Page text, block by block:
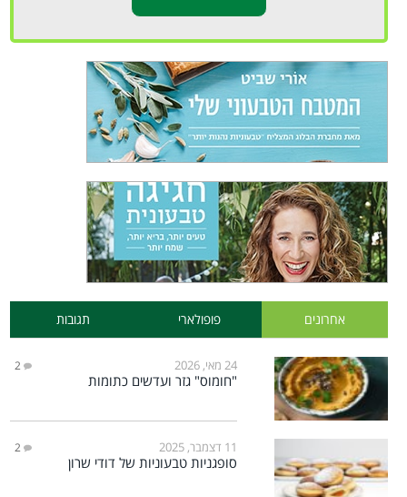
אחרונים פופולארי תגובות
24 מאי, 2026 2
"חומוס" גזר ועדשים כתומות
11 דצמבר, 2025 2
סופגניות טבעוניות של דודי שרון